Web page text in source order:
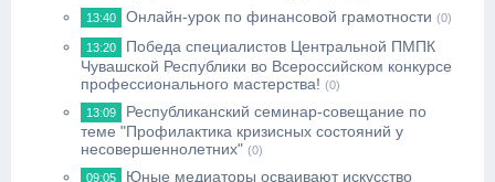
13:40 Онлайн-урок по финансовой грамотности (0)
13:20
Победа специалистов Центральной ПМПК
Чувашской Республики во Всероссийском конкурсе
профессионального мастерства! (0)
13:09
Республиканский семинар-совещание по
теме "Профилактика кризисных состояний у
несовершеннолетних" (0)
09:05
Юные медиаторы осваивают искусство